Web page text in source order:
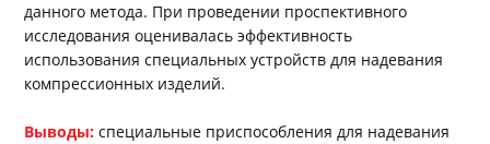
данного метода. При проведении проспективного
исследования оценивалась эффективность
использования специальных устройств для надевания
компрессионных изделий.
Выводы:специальные приспособления для надевания